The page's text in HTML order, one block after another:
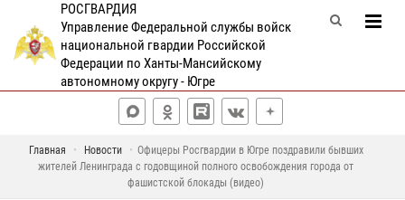
РОСГВАРДИЯ
Управление Федеральной службы войск
национальной гвардии Российской
Федерации по Ханты-Мансийскому
автономному округу - Югре
Главная Новости
Офицеры Росгвардии в Югре поздравили бывших
жителей Ленинграда с годовщиной полного освобождения города от
фашистской блокады (видео)